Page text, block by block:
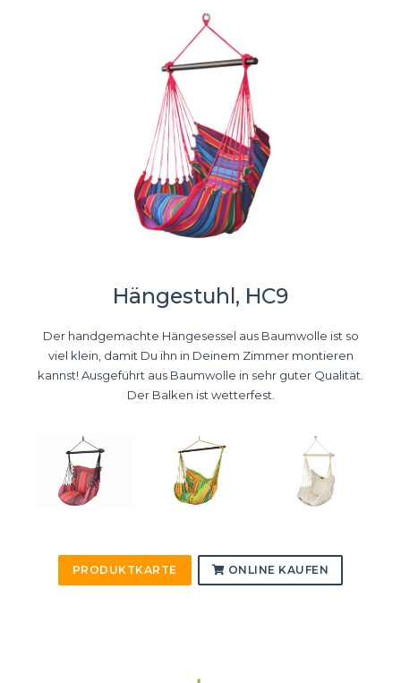
Hängestuhl, HC9
Der handgemachte Hängesessel aus Baumwolle ist so
viel klein, damit Du ihn in Deinem Zimmer montieren
kannst! Ausgeführt aus Baumwolle in sehr guter Qualität.
Der Balken ist wetterfest.
PRODUKTKARTE ONLINE KAUFEN